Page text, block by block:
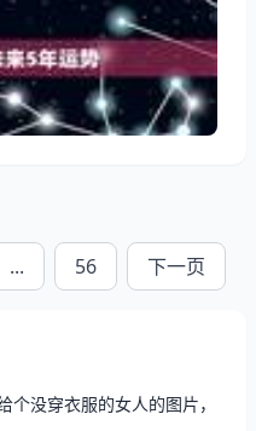
年牛每月运程都是
1973年属牛未来5年
人在2021牛年运势一
... 56 下一页
没穿衣服的女人的图片，